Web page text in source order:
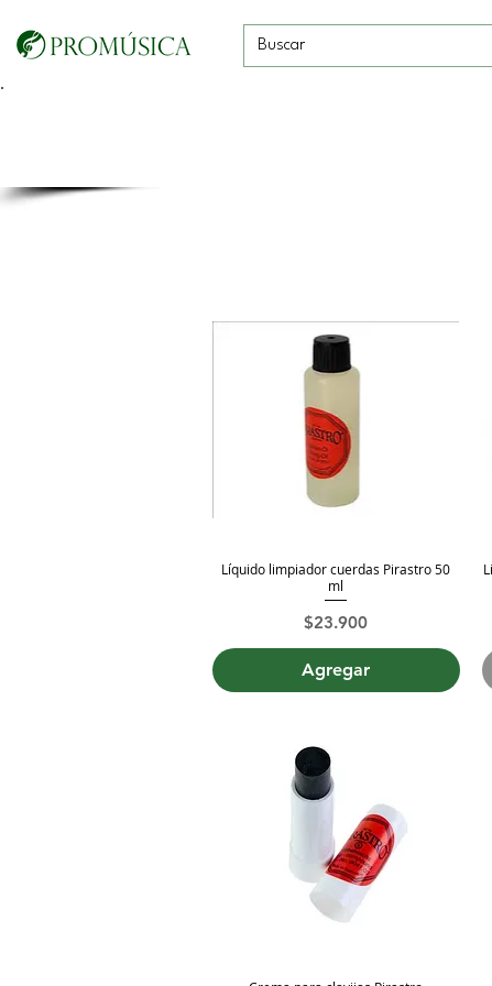
Vista rápida
Líquido limpiador cuerdas Pirastro 50
ml
Precio
$23.900
Agregar